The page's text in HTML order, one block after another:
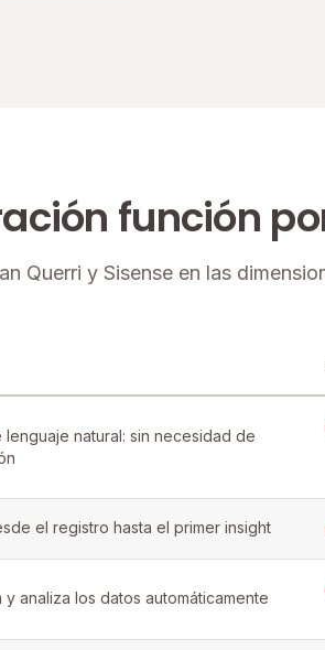
función
Querri y Sisense en las
lenguaje natural: sin necesidad de
el registro hasta el primer insight
y analiza los datos automáticamente